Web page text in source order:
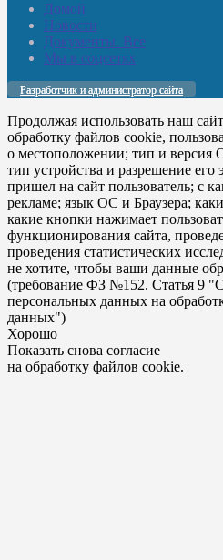
Домой
Новости
Документы. Все
Мы в соцсетях
Разработчик и администратор сайта
Продолжая использовать наш
обработку файлов cookie,
о местоположении; тип и версия
тип устройства и разрешение его
пришел на сайт пользователь; с
рекламе; язык ОС и Браузера;
какие кнопки нажимает
функционирования сайта,
проведения статистических
не хотите, чтобы ваши данные
(требование ФЗ №152. Статья 9
персональных данных на
данных")
Хорошо
Показать снова согласие
на обработку файлов cookie.